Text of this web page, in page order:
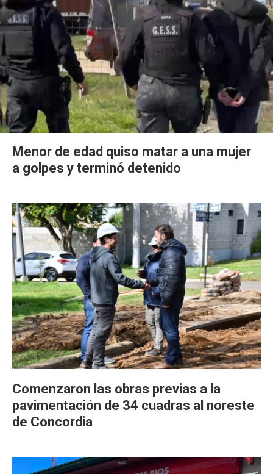
Menor de edad quiso matar a una mujer
a golpes y terminó detenido
Comenzaron las obras previas a la
pavimentación de 34 cuadras al noreste
de Concordia